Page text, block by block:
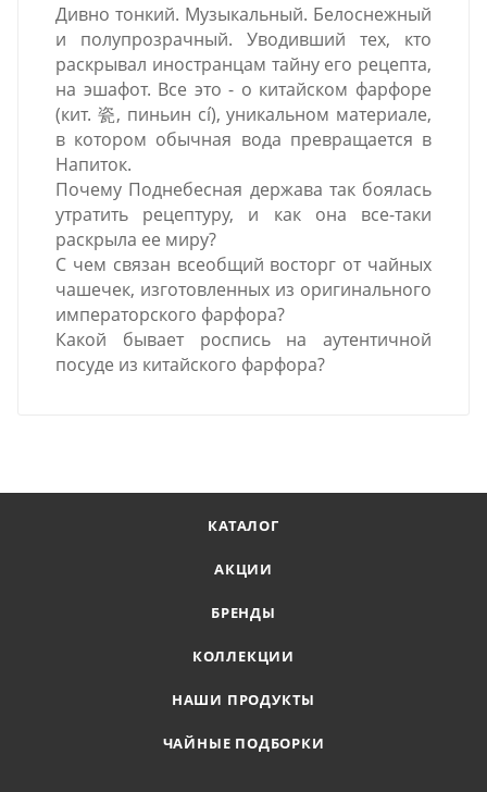
Дивно тонкий. Музыкальный. Белоснежный
и полупрозрачный. Уводивший тех, кто
раскрывал иностранцам тайну его рецепта,
на эшафот. Все это - о китайском фарфоре
(кит. 瓷, пиньин cí), уникальном материале,
в котором обычная вода превращается в
Напиток.
Почему Поднебесная держава так боялась
утратить рецептуру, и как она все-таки
раскрыла ее миру?
С чем связан всеобщий восторг от чайных
чашечек, изготовленных из оригинального
императорского фарфора?
Какой бывает роспись на аутентичной
посуде из китайского фарфора?
КАТАЛОГ
АКЦИИ
БРЕНДЫ
КОЛЛЕКЦИИ
НАШИ ПРОДУКТЫ
ЧАЙНЫЕ ПОДБОРКИ